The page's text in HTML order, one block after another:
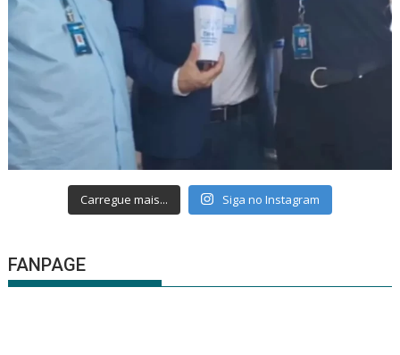
Carregue mais... Siga no Instagram
FANPAGE